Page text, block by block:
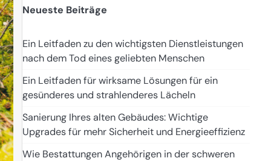
Neueste Beiträge
Ein Leitfaden zu den wichtigsten Dienstleistungen
nach dem Tod eines geliebten Menschen
Ein Leitfaden für wirksame Lösungen für ein
gesünderes und strahlenderes Lächeln
Sanierung Ihres alten Gebäudes: Wichtige
Upgrades für mehr Sicherheit und Energieeffizienz
Wie Bestattungen Angehörigen in der schweren